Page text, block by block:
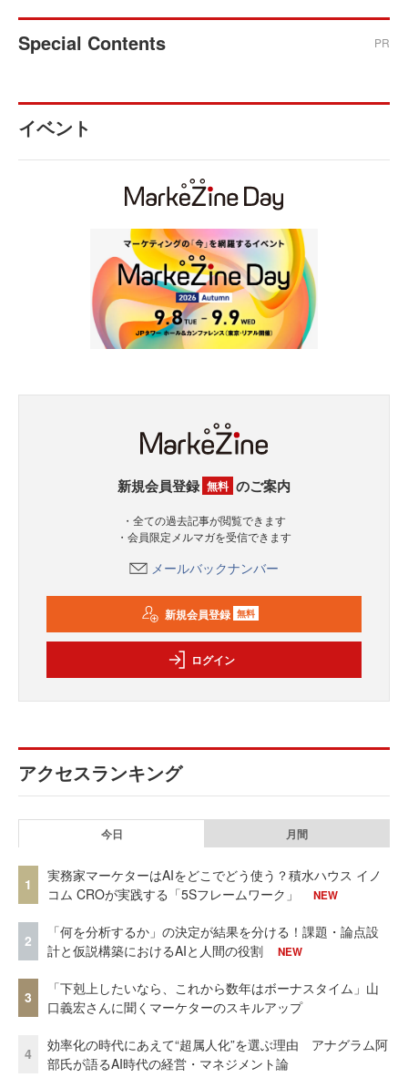
Special Contents PR
イベント
新規会員登録 無料 のご案内
・全ての過去記事が閲覧できます
・会員限定メルマガを受信できます
メールバックナンバー
新規会員登録 無料
ログイン
アクセスランキング
今日 月間
1
実務家マーケターはAIをどこでどう使う？積水ハウス イノ
コム CROが実践する「5Sフレームワーク」
NEW
2
「何を分析するか」の決定が結果を分ける！課題・論点設
計と仮説構築におけるAIと人間の役割
NEW
3
「下剋上したいなら、これから数年はボーナスタイム」山
口義宏さんに聞くマーケターのスキルアップ
4
効率化の時代にあえて“超属人化”を選ぶ理由 アナグラム阿
部氏が語るAI時代の経営・マネジメント論